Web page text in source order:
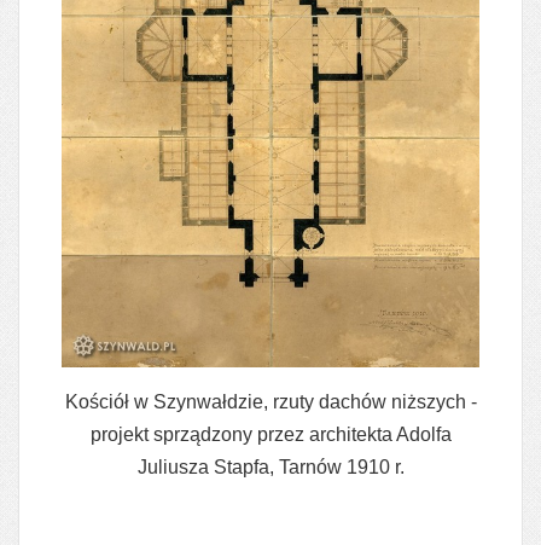
Kościół w Szynwałdzie, rzuty dachów niższych -
projekt sprządzony przez architekta Adolfa
Juliusza Stapfa, Tarnów 1910 r.